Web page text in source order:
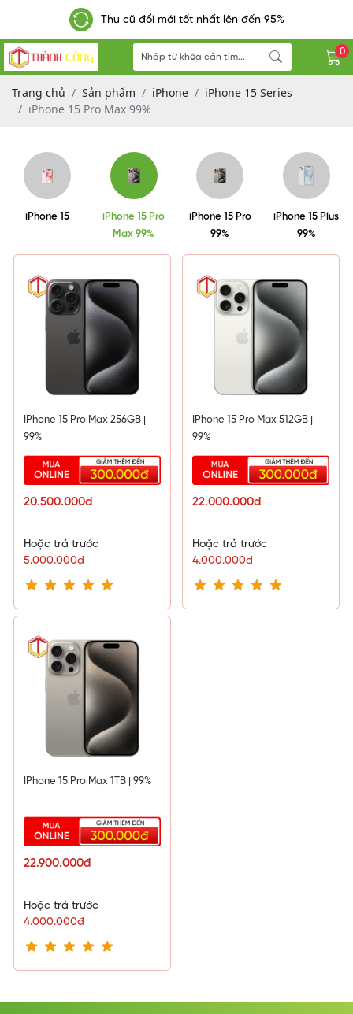
Thu cũ đổi mới tốt nhất lên đến 95%
0
Trang chủ Sản phẩm iPhone
iPhone 15 Series
iPhone 15 Pro Max 99%
iPhone 15
iPhone 15 Pro
Max 99%
iPhone 15 Pro
99%
iPhone 15 Plus
99%
IPhone 15 Pro Max 256GB |
99%
20.500.000đ
Hoặc trả trước
5.000.000đ
IPhone 15 Pro Max 512GB |
99%
22.000.000đ
Hoặc trả trước
4.000.000đ
IPhone 15 Pro Max 1TB | 99%
22.900.000đ
Hoặc trả trước
4.000.000đ